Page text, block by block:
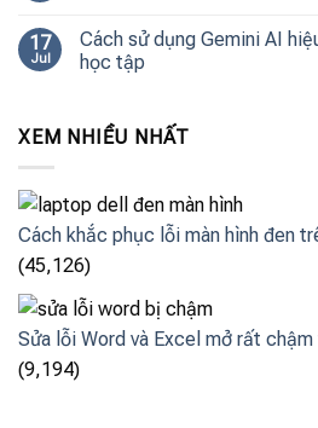
17
Jul
Cách sử dụng Gemini AI
học tập
XEM NHIỀU NHẤT
Cách khắc phục lỗi màn hình đen
(45,126)
Sửa lỗi Word và Excel mở rất
(9,194)